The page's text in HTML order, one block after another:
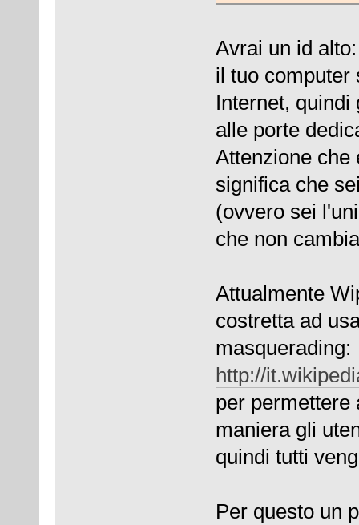
Avrai un id
il tuo computer
Internet,
alle porte
Attenzione che
significa che
(ovvero sei
che non
Attualmente
costretta ad
masquerading:
http://
per permettere
maniera gli
quindi tutti
Per questo un